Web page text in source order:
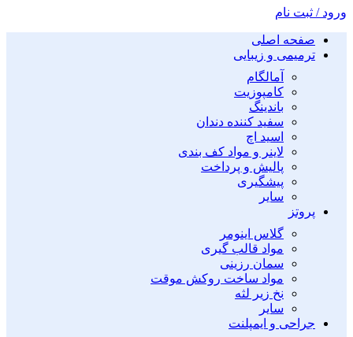
ورود / ثبت نام
صفحه اصلی
ترمیمی و زیبایی
آمالگام
کامپوزیت
باندینگ
سفید کننده دندان
اسید اچ
لاینر و مواد کف بندی
پالیش و پرداخت
پیشگیری
سایر
پروتز
گلاس اینومر
مواد قالب گیری
سمان رزینی
مواد ساخت روکش موقت
نخ زیر لثه
سایر
جراحی و ایمپلنت